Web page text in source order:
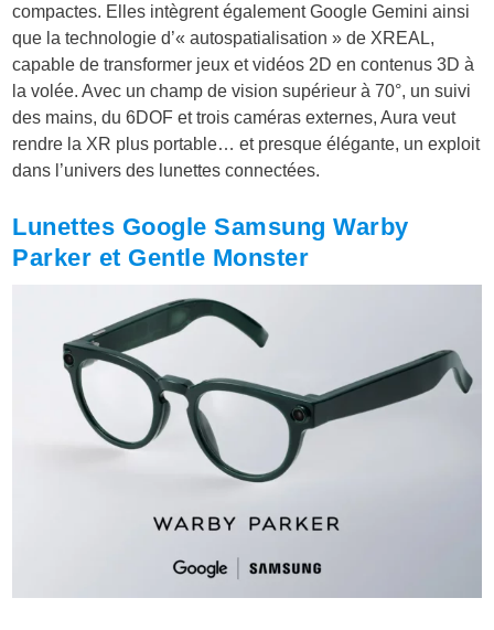
compactes. Elles intègrent également Google Gemini ainsi
que la technologie d’« autospatialisation » de XREAL,
capable de transformer jeux et vidéos 2D en contenus 3D à
la volée. Avec un champ de vision supérieur à 70°, un suivi
des mains, du 6DOF et trois caméras externes, Aura veut
rendre la XR plus portable… et presque élégante, un exploit
dans l’univers des lunettes connectées.
Lunettes Google Samsung Warby
Parker et Gentle Monster